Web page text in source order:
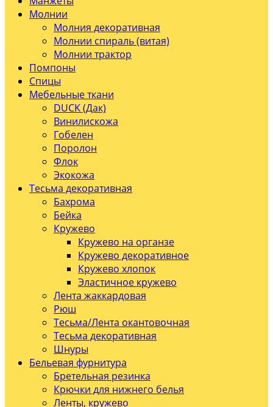
Молнии
Молния декоративная
Молнии спираль (витая)
Молнии трактор
Помпоны
Спицы
Мебельные ткани
DUCK (Дак)
Винилискожа
Гобелен
Поролон
Флок
Экокожа
Тесьма декоративная
Бахрома
Бейка
Кружево
Кружево на органзе
Кружево декоративное
Кружево хлопок
Эластичное кружево
Лента жаккардовая
Рюш
Тесьма/Лента окантовочная
Тесьма декоративная
Шнуры
Бельевая фурнитура
Бретельная резинка
Крючки для нижнего белья
Ленты, кружево